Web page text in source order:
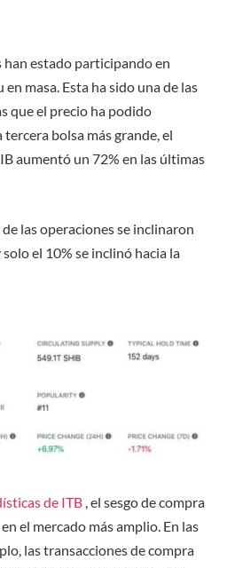
han estado participando en
masa. Esta ha sido una de las
que el precio ha podido
tercera bolsa más grande, el
aumentó un 72% en las últimas
de las operaciones se inclinaron
el 10% se inclinó hacia la
de ITB , el sesgo de compra
el mercado más amplio. En las
las transacciones de compra